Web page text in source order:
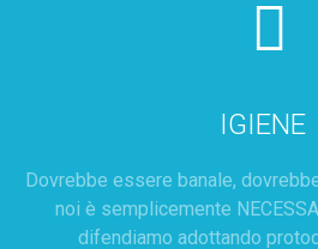
IGIENE
Dovrebbe essere banale,
noi è semplicemente
difendiamo adottando